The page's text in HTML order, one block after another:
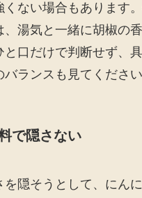
くない場合もあります
、湯気と一緒に胡椒の
と口だけで判断せず、
ランスも見てください
で隠さない
隠そうとして、にんに